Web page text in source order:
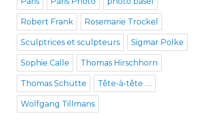
Robert Frank Rosemarie Trockel
Sculptrices et sculpteurs Sigmar Polke
Sophie Calle Thomas Hirschhorn
Thomas Schütte Tête-à-tête ….
Wolfgang Tillmans